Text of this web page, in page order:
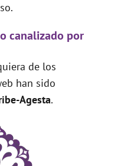
canalizado por
de los
han sido
Agesta.